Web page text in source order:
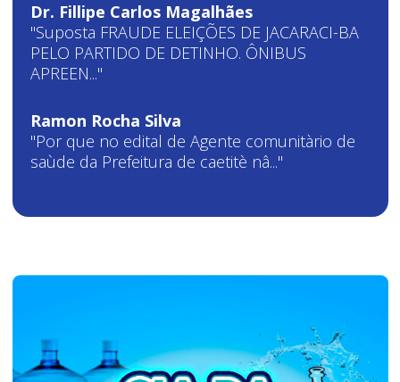
Dr. Fillipe Carlos Magalhães
"Suposta FRAUDE ELEIÇÕES DE JACARACI-BA
PELO PARTIDO DE DETINHO. ÔNIBUS
APREEN..."
Ramon Rocha Silva
"Por que no edital de Agente comunitàrio de
saùde da Prefeitura de caetitè nâ..."